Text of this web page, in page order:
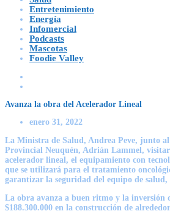
Entretenimiento
Energía
Infomercial
Podcasts
Mascotas
Foodie Valley
Avanza la obra del Acelerador Lineal
enero 31, 2022
La Ministra de Salud, Andrea Peve, junto
Provincial Neuquén, Adrián Lammel,
acelerador lineal, el equipamiento con
que se utilizará para el tratamiento
garantizar la seguridad del equipo de salud,
La obra avanza a buen ritmo y la inversión
$188.300.000 en la construcción de